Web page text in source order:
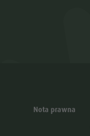
Nota prawna